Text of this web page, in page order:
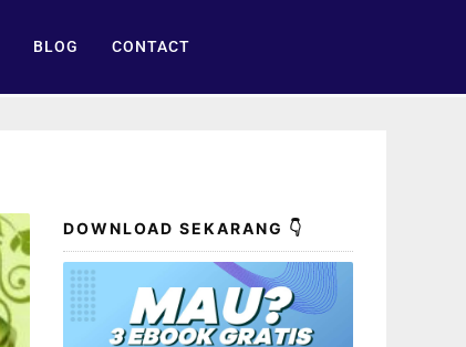
BLOG CONTACT
DOWNLOAD SEKARANG 👇